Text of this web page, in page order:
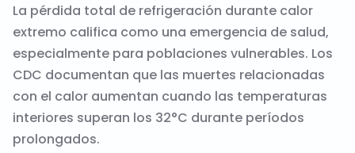
La pérdida total de refrigeración durante calor
extremo califica como una emergencia de salud,
especialmente para poblaciones vulnerables. Los
CDC documentan que las muertes relacionadas
con el calor aumentan cuando las temperaturas
interiores superan los 32°C durante períodos
prolongados.